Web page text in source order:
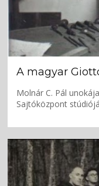
A magyar
Molnár C. Pál
Sajtóközpont